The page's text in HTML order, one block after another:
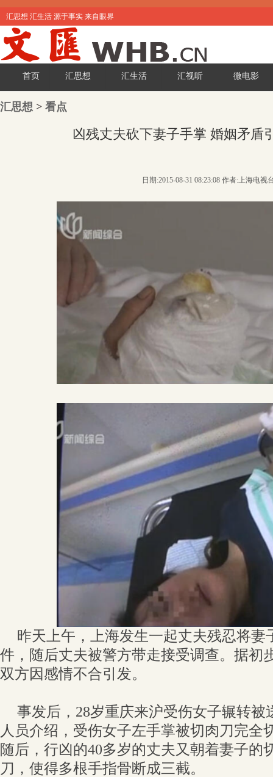
汇思想 汇生活 源于事实 来自眼界
首页 汇思想 汇生活 汇视听 微电影
汇思想 > 看点
凶残丈夫砍下妻子手掌 婚姻矛盾
日期:2015-08-31 08:23:08 作者:上海电视
昨天上午，上海发生一起丈夫残忍将妻
件，随后丈夫被警方带走接受调查。据初
双方因感情不合引发。
事发后，28岁重庆来沪受伤女子辗转被
人员介绍，受伤女子左手掌被切肉刀完全
随后，行凶的40多岁的丈夫又朝着妻子的
刀，使得多根手指骨断成三截。